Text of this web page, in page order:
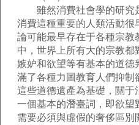
雖然消費社會學的研究
消費這種重要的人類活動很
論可能最早存在于各種宗教
中，世界上所有大的宗教都
嫉妒和欲望等有基本的道
滿了各種力圖教育人們抑制
這些道德遺產為基礎，關
一個基本的潛臺詞，即欲望
需要必須與虛假的奢侈區